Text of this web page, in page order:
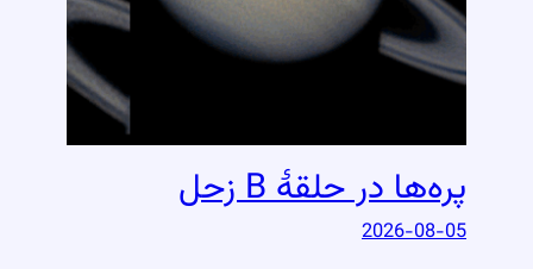
پره‌ها در حلقهٔ B زحل
2026-08-05